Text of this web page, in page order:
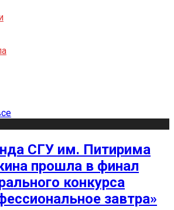
СГУ им. Питирима
прошла в финал
конкурса
завтра»